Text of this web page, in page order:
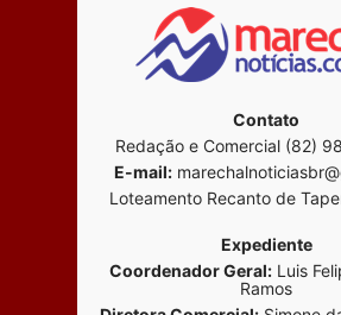
Contato
Redação e Comercial (82)
E-mail:
Loteamento Recanto de
Expediente
Coordenador Geral:Luis
Ramos